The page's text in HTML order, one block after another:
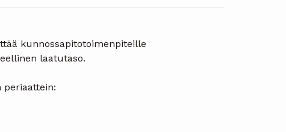
kunnossapitotoimenpiteille
laatutaso.
periaattein: